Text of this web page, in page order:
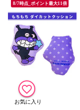
8/7時点_ポイント最大11倍